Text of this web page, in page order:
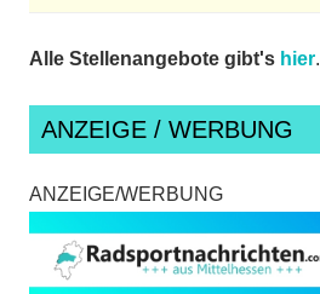
Alle Stellenangebote gibt's hier.
ANZEIGE / WERBUNG
ANZEIGE/WERBUNG